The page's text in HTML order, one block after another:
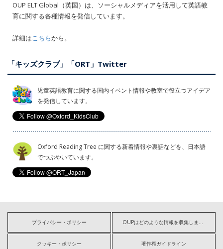
OUP ELT Global（英国）は、ソーシャルメディアを活用して英語教
育に関する各種情報を発信しています。
詳細はこちらから。
「キッズクラブ」「ORT」Twitter
児童英語教育に関する国内イベント情報や教室で役立つアイデア
を発信しています。
Oxford Reading Tree に関する新着情報や裏話などを、日本語
でつぶやいています。
プライバシー・ポリシー OUPはどのような情報を収集しますか?
クッキー・ポリシー 著作権ガイドライン